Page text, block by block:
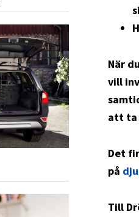
När
vill
att ta
Det
på
Till